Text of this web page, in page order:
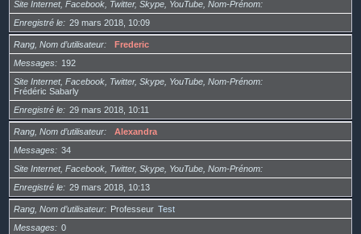
Site Internet, Facebook, Twitter, Skype, YouTube, Nom-Prénom
Enregistré le
29 mars 2018, 10:09
Rang, Nom d’utilisateur
Frederic
Messages
192
Site Internet, Facebook, Twitter, Skype, YouTube, Nom-Prénom
Frédéric Sabarly
Enregistré le
29 mars 2018, 10:11
Rang, Nom d’utilisateur
Alexandra
Messages
34
Site Internet, Facebook, Twitter, Skype, YouTube, Nom-Prénom
Enregistré le
29 mars 2018, 10:13
Rang, Nom d’utilisateur Professeur Test
Messages
0